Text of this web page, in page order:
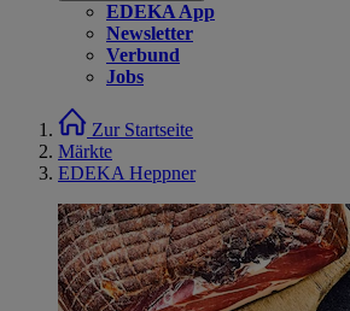
EDEKA App
Newsletter
Verbund
Jobs
Zur Startseite
Märkte
EDEKA Heppner